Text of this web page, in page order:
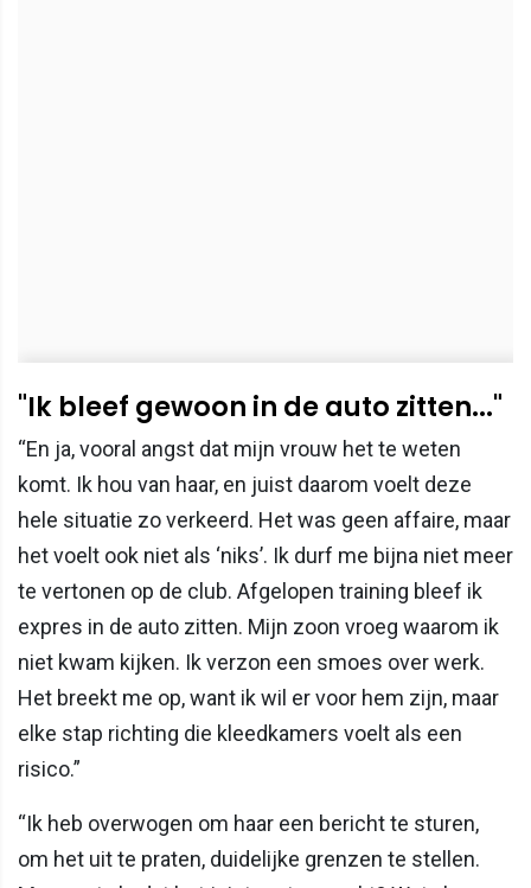
"Ik bleef gewoon in de auto zitten..."
“En ja, vooral angst dat mijn vrouw het te weten
komt. Ik hou van haar, en juist daarom voelt deze
hele situatie zo verkeerd. Het was geen affaire, maar
het voelt ook niet als ‘niks’. Ik durf me bijna niet meer
te vertonen op de club. Afgelopen training bleef ik
expres in de auto zitten. Mijn zoon vroeg waarom ik
niet kwam kijken. Ik verzon een smoes over werk.
Het breekt me op, want ik wil er voor hem zijn, maar
elke stap richting die kleedkamers voelt als een
risico.”
“Ik heb overwogen om haar een bericht te sturen,
om het uit te praten, duidelijke grenzen te stellen.